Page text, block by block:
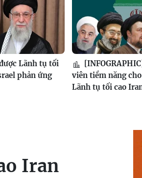
Lãnh tụ tối
phản ứng
viên tiềm năng
Lãnh tụ tối cao
Iran